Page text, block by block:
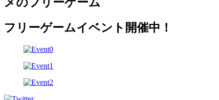
メのフリーゲーム
フリーゲームイベント開催中！